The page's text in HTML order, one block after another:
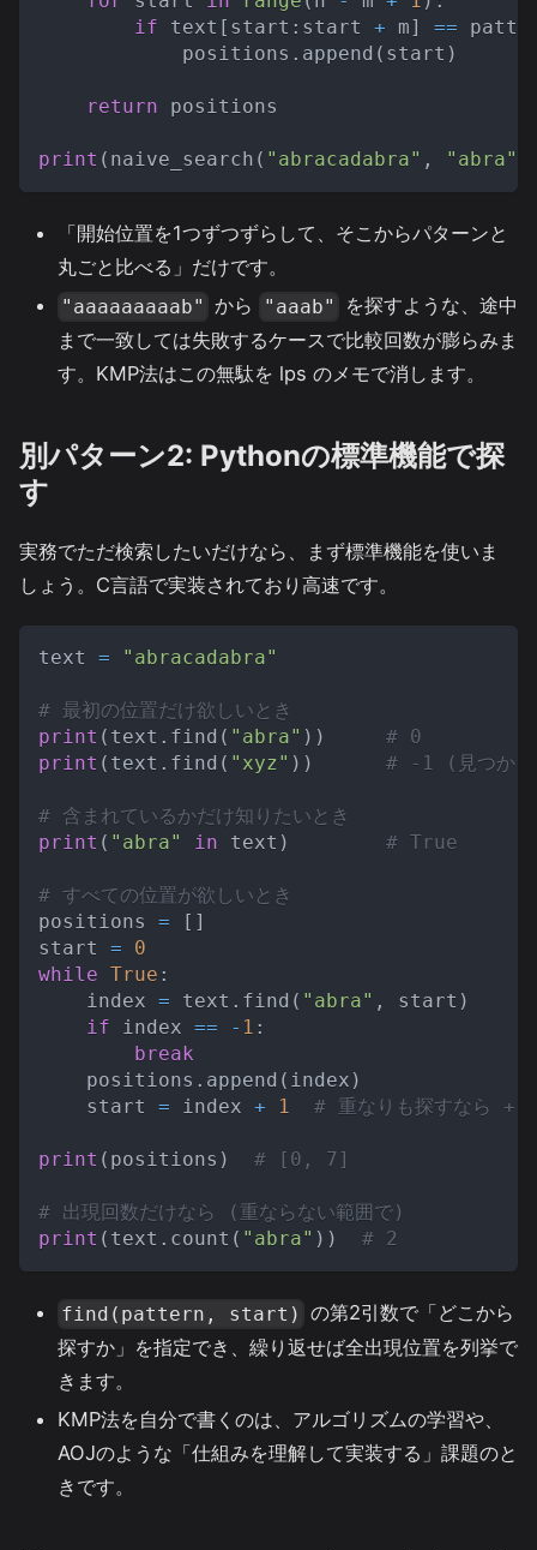
if text [ start : start + m] ==
            positions
. append ( start )
return positions
print ( naive_search ( "abracadabra" , "abra"
「開始位置を1つずつずらして、そこからパターンと
丸ごと比べる」だけです。
"aaaaaaaaab" から "aaab"
を探すような、途中
まで一致しては失敗するケースで比較回数が膨らみま
す。KMP法はこの無駄を lps のメモで消します。
別パターン2: Pythonの標準機能で探
す
実務でただ検索したいだけなら、まず標準機能を使いま
しょう。C言語で実装されており高速です。
text = "abracadabra"
# 最初の位置だけ欲しいとき
print ( text . find ( "abra" ) )
# 0
print ( text . find ( "xyz" ) ) # -1 (見つから
# 含まれているかだけ知りたいとき
print ( "abra" in text ) # True
# すべての位置が欲しいとき
positions = [ ]
start =
0
while True :
    index
= text . find ( "abra" , start )
if index == - 1 :
break
    positions
. append ( index )
    start
= index + 1 # 重なりも探すなら
print ( positions ) # [0, 7]
# 出現回数だけなら (重ならない範囲で)
print ( text . count ( "abra" ) ) # 2
find(pattern, start) の第2引数で「どこから
探すか」を指定でき、繰り返せば全出現位置を列挙で
きます。
KMP法を自分で書くのは、アルゴリズムの学習や、
AOJのような「仕組みを理解して実装する」課題のと
きです。